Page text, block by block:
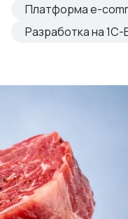
Платформа e-
Разработка на 1С-